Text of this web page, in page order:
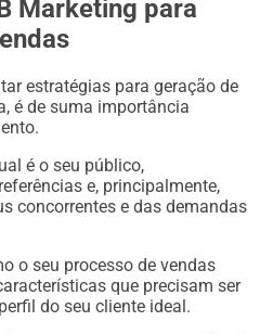
Marketing para
estratégias para geração de
é de suma importância
é o seu público,
e, principalmente,
concorrentes e das demandas
o seu processo de vendas
que precisam ser
do seu cliente ideal.